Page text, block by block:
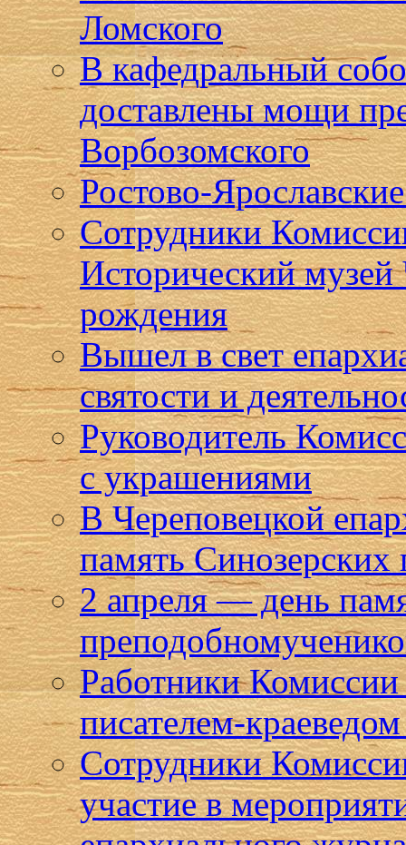
Ломского
В кафедральный
доставлены мощи
Ворбозомского
Ростово-
Сотрудники
Исторический
рождения
Вышел в свет
святости и
Руководитель
с украшениями
В Череповецкой
память
2 апреля — день
Работники Комиссии
писателем-
Сотрудники
участие в